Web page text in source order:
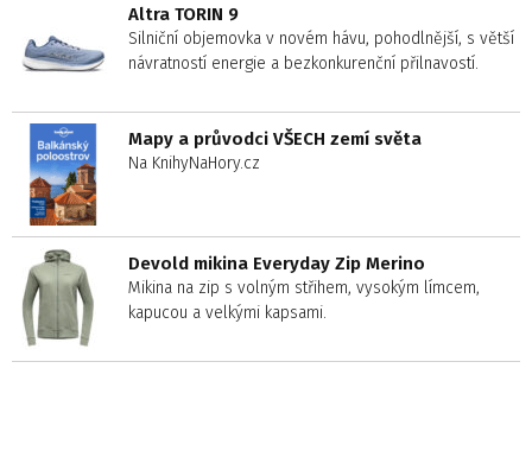
Altra TORIN 9
Silniční objemovka v novém hávu, pohodlnější, s větší
návratností energie a bezkonkurenční přilnavostí.
Mapy a průvodci VŠECH zemí světa
Na KnihyNaHory.cz
Devold mikina Everyday Zip Merino
Mikina na zip s volným střihem, vysokým límcem,
kapucou a velkými kapsami.